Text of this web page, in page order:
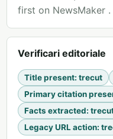
first on NewsMaker .
Verificari editoriale
Title present: trecut
Primary citation
Facts extracted:
Legacy URL action: